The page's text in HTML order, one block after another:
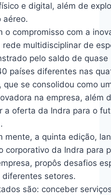
e digital, além de
aéreo.
o compromisso com a
rede multidisciplinar de
pelo saldo de
países diferentes nas
que se consolidou como
na empresa, além
a oferta da Indra para o
mente, a quinta edição,
corporativo da Indra para
propôs desafios
setores.
são: conceber